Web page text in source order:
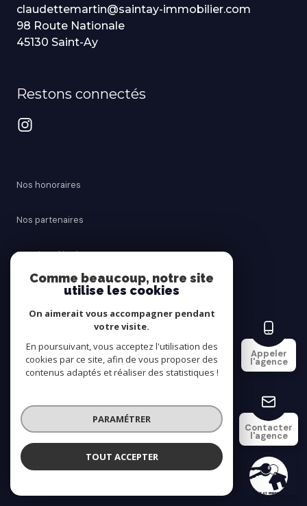
SAINT AY IMMOBILIER
Appeler
l'agence
Contacter
l'agence
claudettemartin@saintay-immobilier.com
98 Route Nationale
45130 Saint-Ay
Restons connectés
Nos honoraires
Nos partenaires
Mentions légales
Cookies
© 2026 | Tous droits réservés
Réalisé par
Comme beaucoup, notre site
utilise les cookies
On aimerait vous accompagner pendant
votre visite.
En poursuivant, vous acceptez l'utilisation des
cookies par ce site, afin de vous proposer des
contenus adaptés et réaliser des statistiques !
PARAMÉTRER
TOUT ACCEPTER